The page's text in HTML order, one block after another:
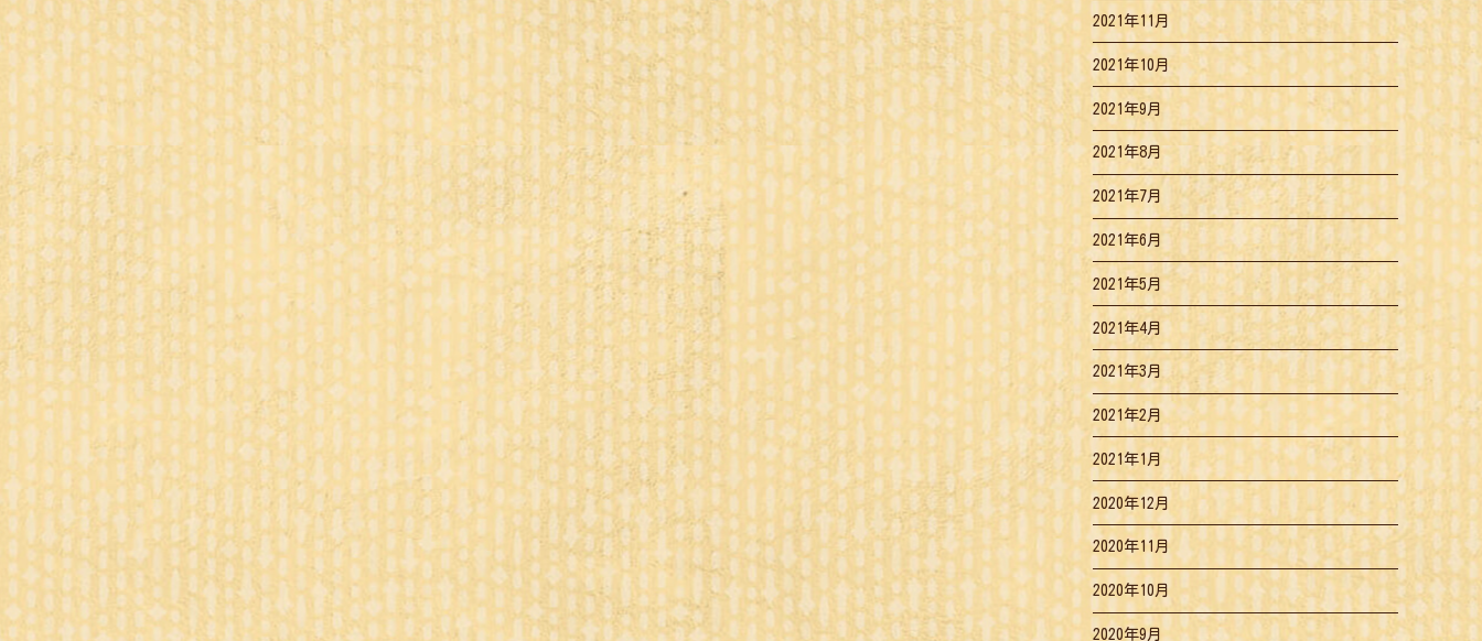
2021年11月
2021年10月
2021年9月
2021年8月
2021年7月
2021年6月
2021年5月
2021年4月
2021年3月
2021年2月
2021年1月
2020年12月
2020年11月
2020年10月
2020年9月